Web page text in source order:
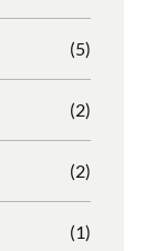
(5)
(2)
(2)
(1)